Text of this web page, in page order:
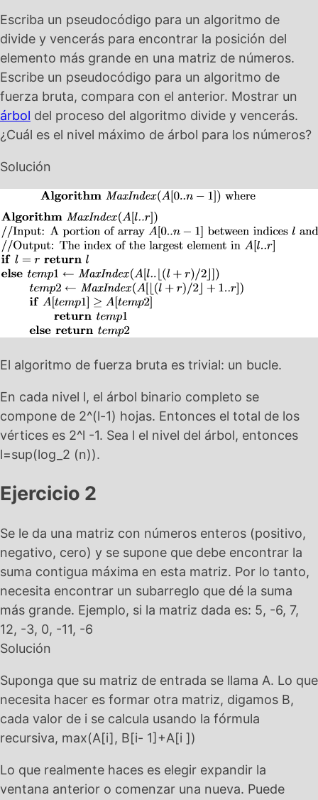
Escriba un pseudocódigo para un algoritmo de
divide y vencerás para encontrar la posición del
elemento más grande en una matriz de números.
Escribe un pseudocódigo para un algoritmo de
fuerza bruta, compara con el anterior. Mostrar un
árbol del proceso del algoritmo divide y vencerás.
¿Cuál es el nivel máximo de árbol para los números?
Solución
El algoritmo de fuerza bruta es trivial: un bucle.
En cada nivel l, el árbol binario completo se
compone de 2^(l-1) hojas. Entonces el total de los
vértices es 2^l -1. Sea l el nivel del árbol, entonces
l=sup(log_2 (n)).
Ejercicio 2
Se le da una matriz con números enteros (positivo,
negativo, cero) y se supone que debe encontrar la
suma contigua máxima en esta matriz. Por lo tanto,
necesita encontrar un subarreglo que dé la suma
más grande. Ejemplo, si la matriz dada es: 5, -6, 7,
12, -3, 0, -11, -6
Solución
Suponga que su matriz de entrada se llama A. Lo que
necesita hacer es formar otra matriz, digamos B,
cada valor de i se calcula usando la fórmula
recursiva, max(A[i], B[i- 1]+A[i ])
Lo que realmente haces es elegir expandir la
ventana anterior o comenzar una nueva. Puede